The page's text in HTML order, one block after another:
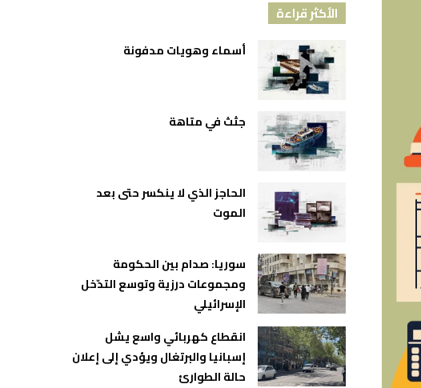
الأكثر قراءة
أسماء وهويات مدفونة
جثث في متاهة
الحاجز الذي لا ينكسر حتى بعد
الموت
سوريا: صدام بين الحكومة
ومجموعات درزية وتوسع التدّخل
الإسرائيلي
انقطاع كهربائي واسع يشل
إسبانيا والبرتغال ويؤدي إلى إعلان
حالة الطوارئ